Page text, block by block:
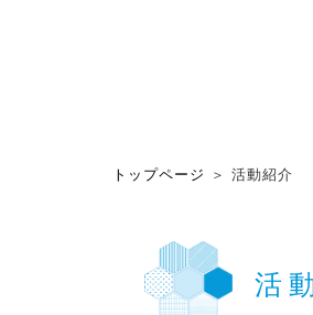
トップページ ＞ 活動紹介
活